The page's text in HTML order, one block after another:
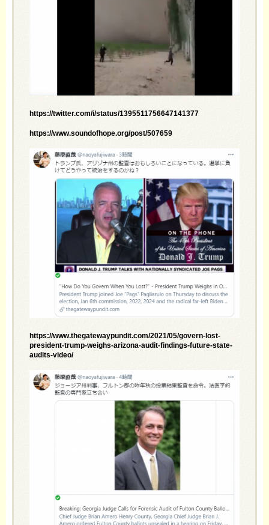
https://twitter.com/i/status/1395511756647141377
https://www.soundofhope.org/post/507659
https://www.thegatewaypundit.com/2021/05/govern-lost-
president-trump-weighs-arizona-audit-findings-future-state-
audits-video/